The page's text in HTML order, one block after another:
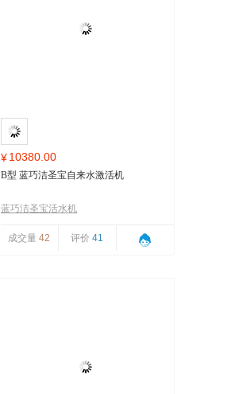
¥10380.00
B型 蓝巧洁圣宝自来水激活机
蓝巧洁圣宝活水机
成交量42 评价41